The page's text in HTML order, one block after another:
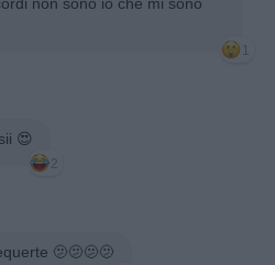
non sono io che mi sono
1
😍
2
🫤🫤🫤🫤